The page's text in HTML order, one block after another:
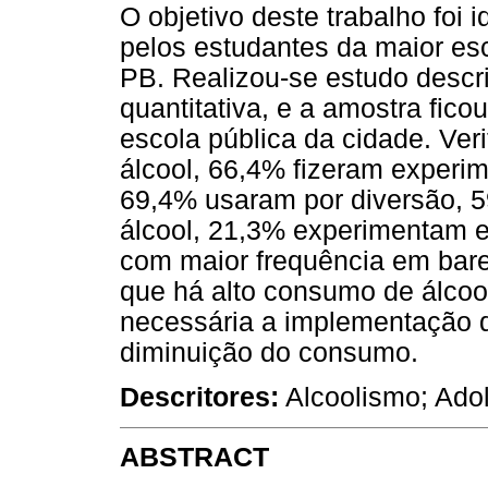
O objetivo deste trabalho foi
pelos estudantes da maior
PB. Realizou-se estudo
quantitativa, e a amostra
escola pública da cidade.
álcool, 66,4% fizeram
69,4% usaram por diversão,
álcool, 21,3% experimentam
com maior frequência em
que há alto consumo de
necessária a implementação
diminuição do consumo.
Descritores: Alcoolismo;
ABSTRACT